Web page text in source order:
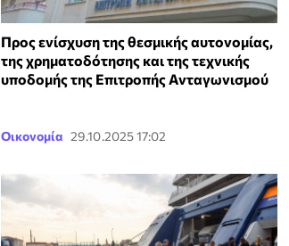
Προς ενίσχυση της θεσμικής αυτονομίας,
της χρηματοδότησης και της τεχνικής
υποδομής της Επιτροπής Ανταγωνισμού
Οικονομία 29.10.2025 17:02